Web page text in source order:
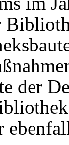
der